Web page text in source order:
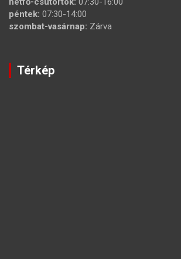
péntek: 07:30-14:00
szombat-vasárnap: Zárva
Térkép